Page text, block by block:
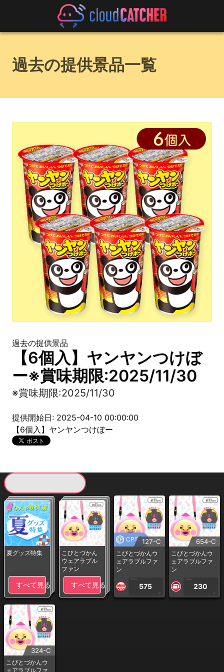
過去の提供景品一覧
過去の提供景品
【6個入】ヤンヤンつけぼ
ー※賞味期限:2025/11/30
※賞味期限:2025/11/30
提供開始日: 2025-04-10 00:00:00
【6個入】ヤンヤンつけぼー
夏グッズ特集
すべて見る
こびとづかん
ウェアラブル
ファン
すべて見る
CP専用127-C
こびとづかんウ
ェアラブルファ
ン
1PLAY
575
CP
654-C
こびとづかんウ
ェアラブルファ
ン
1PLAY
230
CP
324-C
こびとづかんウ
ェアラブルファ